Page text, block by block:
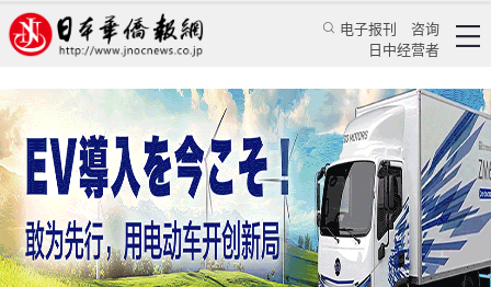
电子报刊
咨询
日中经营者
共建无人机产业生态，促进低空经济繁荣发展
——专访世界无人机联合会主席、世界无人机大会主席、深圳市